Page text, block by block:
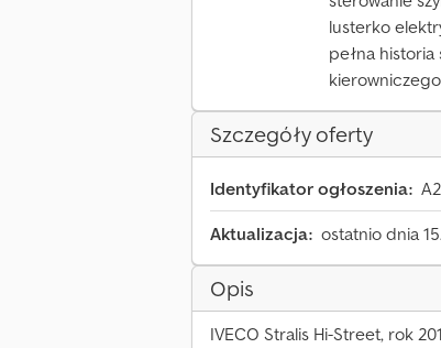
lusterko
pełna
kierowniczego
Szczegóły oferty
Identyfikator ogłoszenia:
Aktualizacja: ostatnio dnia
Opis
IVECO Stralis Hi-Street, rok